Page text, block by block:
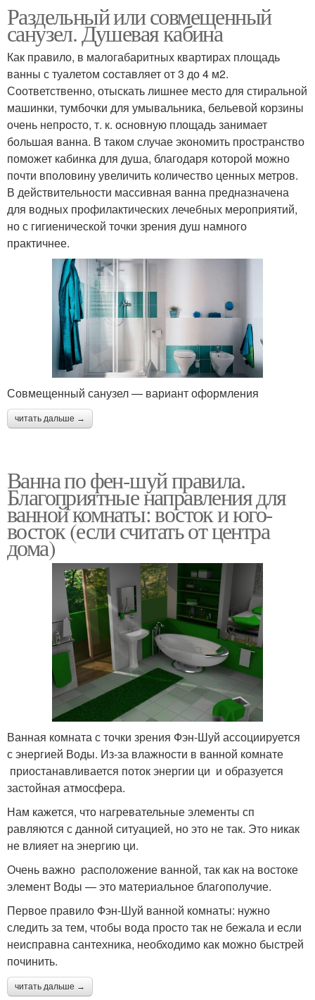
Раздельный или совмещенный
санузел. Душевая кабина
Как правило, в малогабаритных квартирах площадь
ванны с туалетом составляет от 3 до 4 м2.
Соответственно, отыскать лишнее место для стиральной
машинки, тумбочки для умывальника, бельевой корзины
очень непросто, т. к. основную площадь занимает
большая ванна. В таком случае экономить пространство
поможет кабинка для душа, благодаря которой можно
почти вполовину увеличить количество ценных метров.
В действительности массивная ванна предназначена
для водных профилактических лечебных мероприятий,
но с гигиенической точки зрения душ намного
практичнее.
Совмещенный санузел — вариант оформления
читать дальше →
Ванна по фен-шуй правила.
Благоприятные направления для
ванной комнаты: восток и юго-
восток (если считать от центра
дома)
Ванная комната с точки зрения Фэн-Шуй ассоциируется
с энергией Воды. Из-за влажности в ванной комнате
приостанавливается поток энергии ци и образуется
застойная атмосфера.
Нам кажется, что нагревательные элементы сп
равляются с данной ситуацией, но это не так. Это никак
не влияет на энергию ци.
Очень важно расположение ванной, так как на востоке
элемент Воды — это материальное благополучие.
Первое правило Фэн-Шуй ванной комнаты: нужно
следить за тем, чтобы вода просто так не бежала и если
неисправна сантехника, необходимо как можно быстрей
починить.
читать дальше →